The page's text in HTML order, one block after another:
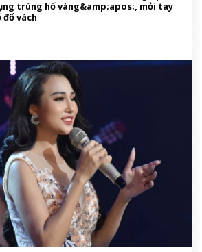
trúng hố vàng&amp;apos;, mỏi tay
vách